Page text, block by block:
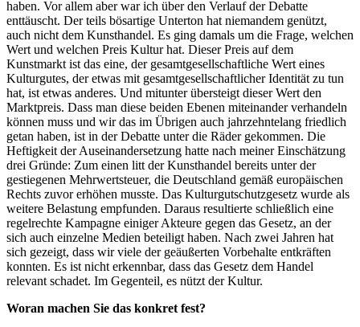
haben. Vor allem aber war ich über den Verlauf der Debatte
enttäuscht. Der teils bösartige Unterton hat niemandem genützt,
auch nicht dem Kunsthandel. Es ging damals um die Frage, welchen
Wert und welchen Preis Kultur hat. Dieser Preis auf dem
Kunstmarkt ist das eine, der gesamtgesellschaftliche Wert eines
Kulturgutes, der etwas mit gesamtgesellschaftlicher Identität zu tun
hat, ist etwas anderes. Und mitunter übersteigt dieser Wert den
Marktpreis. Dass man diese beiden Ebenen miteinander verhandeln
können muss und wir das im Übrigen auch jahrzehntelang friedlich
getan haben, ist in der Debatte unter die Räder gekommen. Die
Heftigkeit der Auseinandersetzung hatte nach meiner Einschätzung
drei Gründe: Zum einen litt der Kunsthandel bereits unter der
gestiegenen Mehrwertsteuer, die Deutschland gemäß europäischen
Rechts zuvor erhöhen musste. Das Kulturgutschutzgesetz wurde als
weitere Belastung empfunden. Daraus resultierte schließlich eine
regelrechte Kampagne einiger Akteure gegen das Gesetz, an der
sich auch einzelne Medien beteiligt haben. Nach zwei Jahren hat
sich gezeigt, dass wir viele der geäußerten Vorbehalte entkräften
konnten. Es ist nicht erkennbar, dass das Gesetz dem Handel
relevant schadet. Im Gegenteil, es nützt der Kultur.
Woran machen Sie das konkret fest?